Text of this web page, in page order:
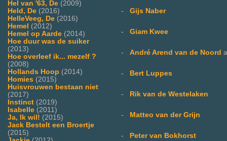
Hel van '63, De (2009)
Held, De (2016)
HelleVeeg, De (2016)
Hemel (2012)
Hemel op Aarde (2014)
Hoe duur was de suiker
(2013)
Hoe overleef ik... mezelf ?
(2008)
Hollands Hoop (2014)
Homies (2015)
Huisvrouwen bestaan niet
(2017)
Instinct (2019)
Isabelle (2011)
Ja, Ik wil! (2015)
Jack Bestelt een Broertje
(2015)
- Gijs Naber
- Giam Kwee
- André Arend van de Noord
- Bert Luppes
- Rik van de Westelaken
- Matteo van der Grijn
- Peter van Bokhorst